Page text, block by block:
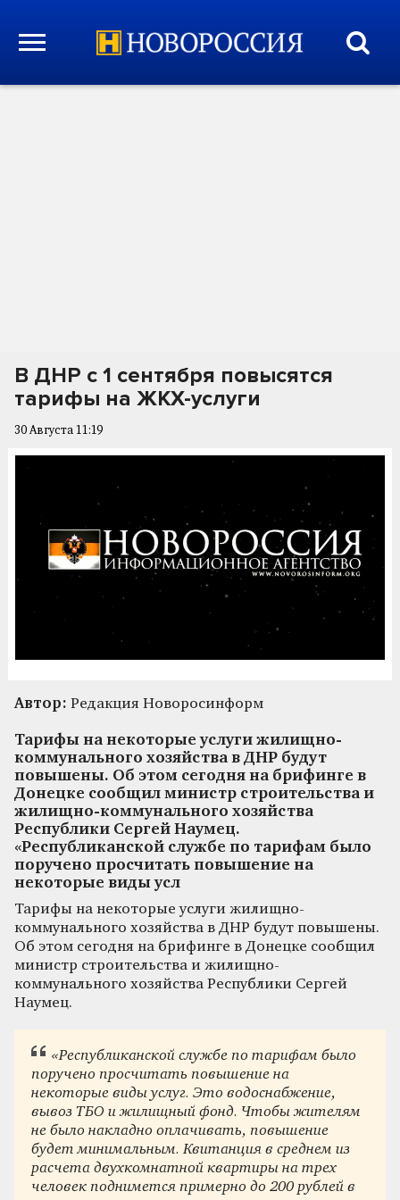
В ДНР с 1 сентября повысятся
тарифы на ЖКХ-услуги
30 Августа 11:19
Автор: Редакция Новоросинформ
Тарифы на некоторые услуги жилищно-
коммунального хозяйства в ДНР будут
повышены. Об этом сегодня на брифинге в
Донецке сообщил министр строительства и
жилищно-коммунального хозяйства
Республики Сергей Наумец.
«Республиканской службе по тарифам было
поручено просчитать повышение на
некоторые виды усл
Тарифы на некоторые услуги жилищно-
коммунального хозяйства в ДНР будут повышены.
Об этом сегодня на брифинге в Донецке сообщил
министр строительства и жилищно-
коммунального хозяйства Республики Сергей
Наумец.
«Республиканской службе по тарифам было
поручено просчитать повышение на
некоторые виды услуг. Это водоснабжение,
вывоз ТБО и жилищный фонд. Чтобы жителям
не было накладно оплачивать, повышение
будет минимальным. Квитанция в среднем из
расчета двухкомнатной квартиры на трех
человек поднимется примерно до 200 рублей в